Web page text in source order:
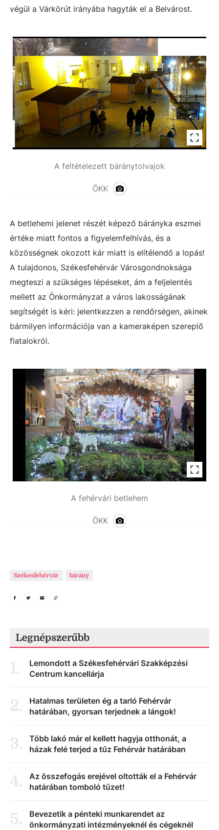
végül a Várkörút irányába hagyták el a Belvárost.
A feltételezett báránytolvajok
ÖKK
A betlehemi jelenet részét képező bárányka eszmei
értéke miatt fontos a figyelemfelhívás, és a
közösségnek okozott kár miatt is elítélendő a lopás!
A tulajdonos, Székesfehérvár Városgondnoksága
megteszi a szükséges lépéseket, ám a feljelentés
mellett az Önkormányzat a város lakosságának
segítségét is kéri: jelentkezzen a rendőrségen, akinek
bármilyen információja van a kameraképen szereplő
fiatalokról.
A fehérvári betlehem
ÖKK
Székesfehérvár bárány
Legnépszerűbb
1.
Lemondott a Székesfehérvári Szakképzési
Centrum kancellárja
2.
Hatalmas területen ég a tarló Fehérvár
határában, gyorsan terjednek a lángok!
3.
Több lakó már el kellett hagyja otthonát, a
házak felé terjed a tűz Fehérvár határában
4.
Az összefogás erejével oltották el a Fehérvár
határában tomboló tüzet!
5.
Bevezetik a pénteki munkarendet az
önkormányzati intézményeknél és cégeknél